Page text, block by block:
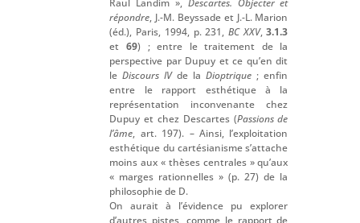
Raul Landim », Descartes. Objecter et
répondre, J.-M. Beyssade et J.-L. Marion
(éd.), Paris, 1994, p. 231, BC XXV,3.1.3
et69) ; entre le traitement de la
perspective par Dupuy et ce qu’en dit
leDiscours IVde laDioptrique ; enfin
entre le rapport esthétique à la
représentation inconvenante chez
Dupuy et chez Descartes (Passions de
l’âme, art. 197). – Ainsi, l’exploitation
esthétique du cartésianisme s’attache
moins aux « thèses centrales » qu’aux
« marges rationnelles » (p. 27) de la
philosophie de D.
On aurait à l’évidence pu explorer
d’autres pistes, comme le rapport de